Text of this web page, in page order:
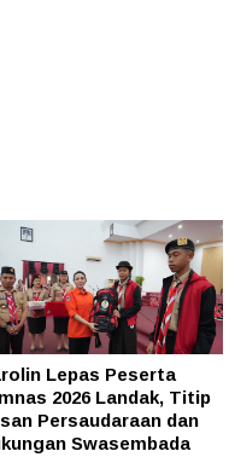
Lepas Peserta
2026 Landak, Titip
Persaudaraan dan
Swasembada